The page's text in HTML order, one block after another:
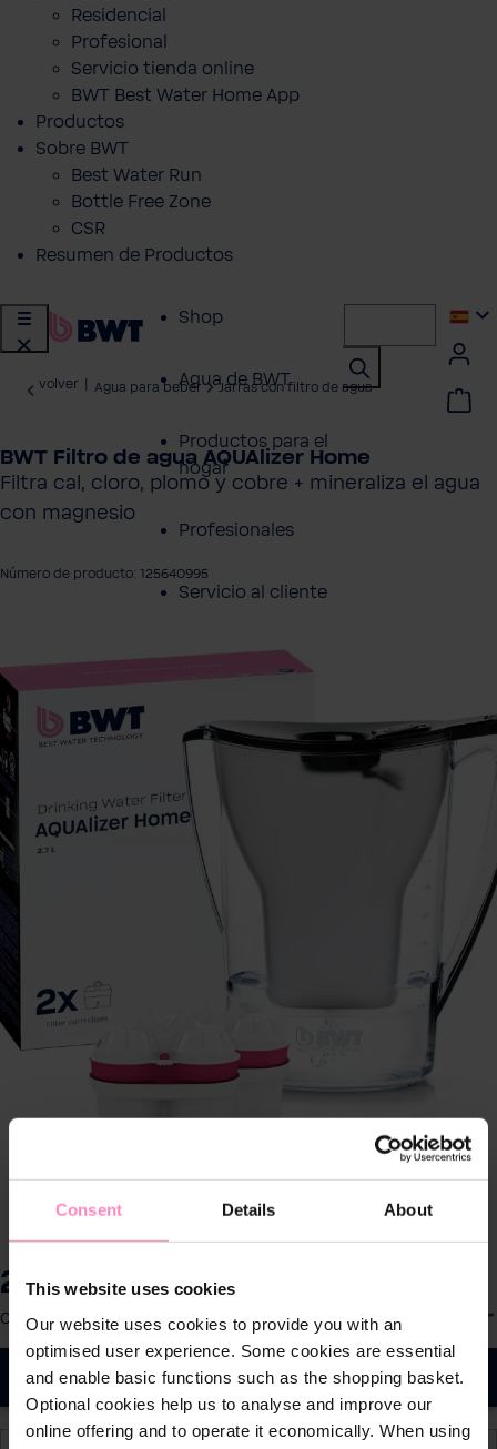
Consent Details About
This website uses cookies
Our website uses cookies to provide you with an
optimised user experience. Some cookies are essential
and enable basic functions such as the shopping basket.
Optional cookies help us to analyse and improve our
online offering and to operate it economically. When using
Residencial
Profesional
Servicio tienda online
BWT Best Water Home App
Productos
Sobre BWT
Best Water Run
Bottle Free Zone
CSR
Resumen de Productos
Shop
Agua de BWT
Productos para el
hogar
Profesionales
Servicio al cliente
Productos
Resumen de
Productos
volver Agua para beber Jarras con filtro de agua
BWT Filtro de agua AQUAlizer Home
Filtra cal, cloro, plomo y cobre + mineraliza el agua
con magnesio
Número de producto: 125640995
26,90 € Precios con IVA incluido
Contenido:1 pza.
A la cesta